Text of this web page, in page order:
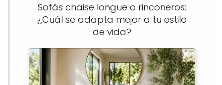
Sofás chaise longue o rinconeros:
¿Cuál se adapta mejor a tu estilo
de vida?